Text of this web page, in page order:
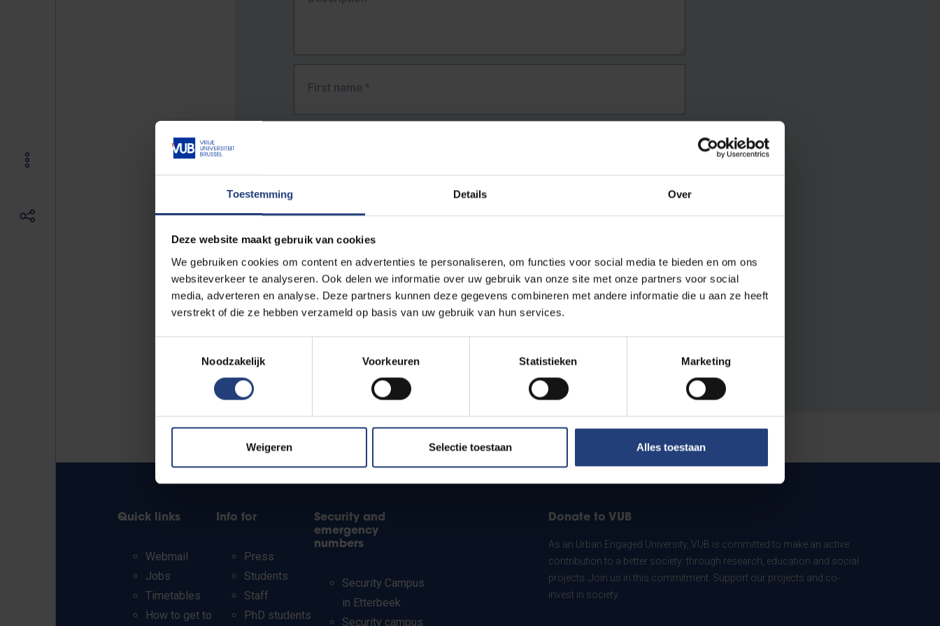
Toestemming Details Over
Deze website maakt gebruik van cookies
We gebruiken cookies om content en advertenties te personaliseren, om functies voor social media te bieden en om ons
websiteverkeer te analyseren. Ook delen we informatie over uw gebruik van onze site met onze partners voor social
media, adverteren en analyse. Deze partners kunnen deze gegevens combineren met andere informatie die u aan ze heeft
verstrekt of die ze hebben verzameld op basis van uw gebruik van hun services.
Noodzakelijk
Voorkeuren Statistieken Marketing
Weigeren Selectie toestaan Alles toestaan
First name *
The full URL of the page where you encountered the error.
E.g. https://www.vub.be/nl/studeren-aan-de-vub/alle-opleidingen
Quick links
Webmail
Jobs
Timetables
How to get to
Info for
Press
Students
Staff
PhD students
Security and
emergency
numbers
Security Campus
in Etterbeek
Security campus
Donate to VUB
As an Urban Engaged University, VUB is committed to make an active
contribution to a better society: through research, education and social
projects. Join us in this commitment. Support our projects and co-
invest in society.